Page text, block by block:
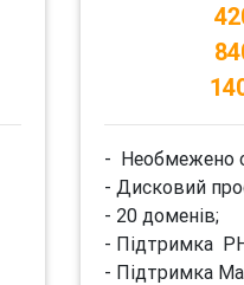
- Необмежено
- Дисковий
- 20 доменів;
- Підтримка
- Підтримка